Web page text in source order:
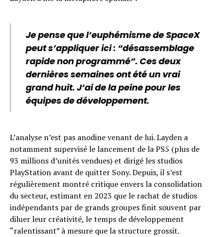
Je pense que l’euphémisme de SpaceX
peut s’appliquer ici : “désassemblage
rapide non programmé”. Ces deux
dernières semaines ont été un vrai
grand huit. J’ai de la peine pour les
équipes de développement.
L’analyse n’est pas anodine venant de lui. Layden a
notamment supervisé le lancement de la PS5 (plus de
93 millions d’unités vendues) et dirigé les studios
PlayStation avant de quitter Sony. Depuis, il s’est
régulièrement montré critique envers la consolidation
du secteur, estimant en 2023 que le rachat de studios
indépendants par de grands groupes finit souvent par
diluer leur créativité, le temps de développement
“ralentissant” à mesure que la structure grossit.